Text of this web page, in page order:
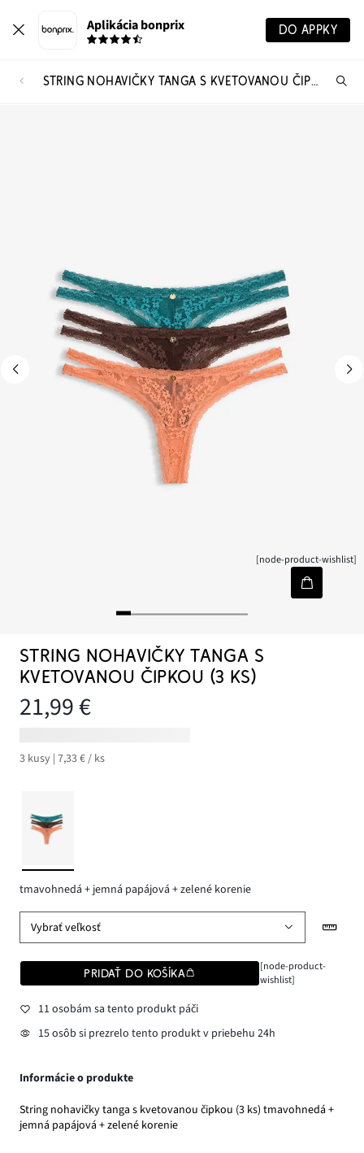
Aplikácia bonprix DO APPKY
STRING NOHAVIČKY TANGA S KVETOVANOU ČIPKOU (3 KS)
[node-product-wishlist]
STRING NOHAVIČKY TANGA S
KVETOVANOU ČIPKOU (3 KS)
21,99 €
3 kusy | 7,33 € / ks
tmavohnedá + jemná papájová + zelené korenie
Vybrať veľkosť
PRIDAŤ DO KOŠÍKA
[node-product-
wishlist]
11 osobám sa tento produkt páči
15 osôb si prezrelo tento produkt v priebehu 24h
Informácie o produkte
String nohavičky tanga s kvetovanou čipkou (3 ks) tmavohnedá +
jemná papájová + zelené korenie